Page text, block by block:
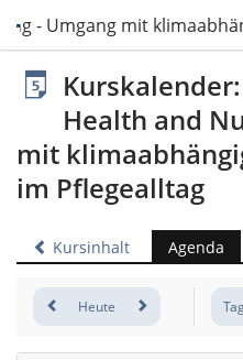
- Umgang mit
Health and
mit
im Pflegealltag
Kursinhalt Agenda
Heute